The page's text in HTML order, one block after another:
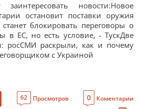
новости:Новое
остановит поставки оружия
блокировать переговоры о
в ЕС, но есть условие, - ТускДве
росСМИ раскрыли, как и почему
с Украиной
62 Просмотров 0 Коментарии